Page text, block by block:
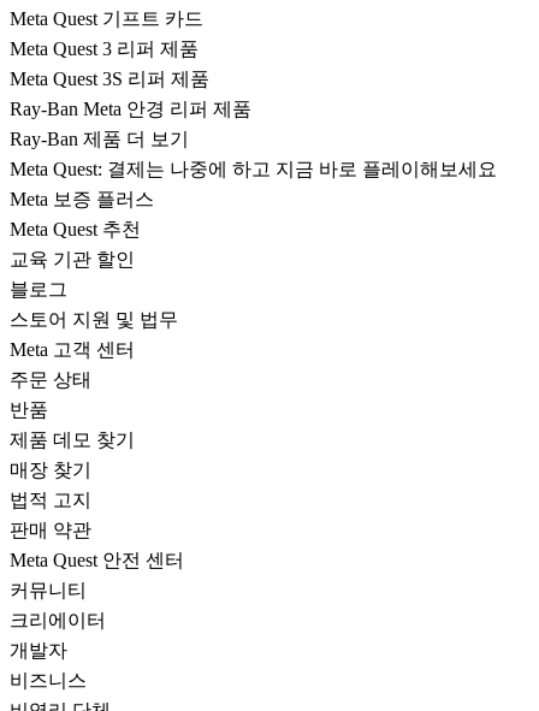
Meta Quest 기프트 카드
Meta Quest 3 리퍼 제품
Meta Quest 3S 리퍼 제품
Ray-Ban Meta 안경 리퍼 제품
Ray-Ban 제품 더 보기
Meta Quest: 결제는 나중에 하고 지금 바로 플레이해보세요
Meta 보증 플러스
Meta Quest 추천
교육 기관 할인
블로그
스토어 지원 및 법무
Meta 고객 센터
주문 상태
반품
제품 데모 찾기
매장 찾기
법적 고지
판매 약관
Meta Quest 안전 센터
커뮤니티
크리에이터
개발자
비즈니스